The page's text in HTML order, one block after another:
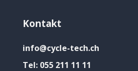
Kontakt
info@cycle-tech.ch
Tel: 055 211 11 11